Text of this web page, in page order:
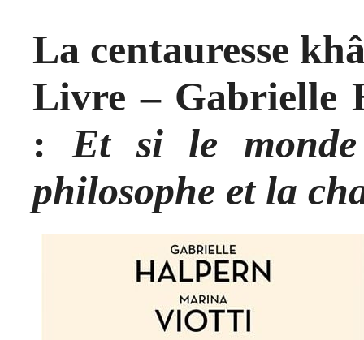
La centauresse
Livre – Gabrielle
:Et si le
philosophe et la